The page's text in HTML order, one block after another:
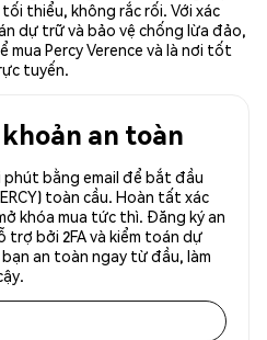
thiểu, không rắc rối. Với xác
dự trữ và bảo vệ chống lừa đảo,
mua Percy Verence và là nơi tốt
tuyến.
khoản an toàn
phút bằng email để bắt đầu
toàn cầu. Hoàn tất xác
khóa mua tức thì. Đăng ký an
trợ bởi 2FA và kiểm toán dự
an toàn ngay từ đầu, làm